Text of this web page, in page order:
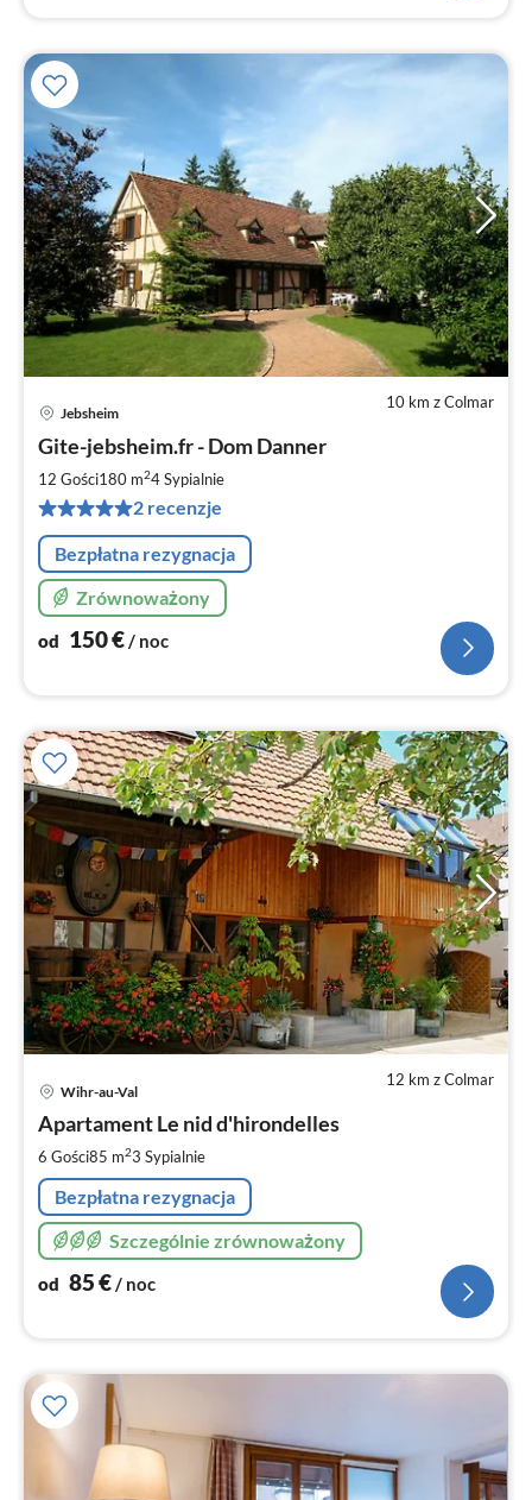
10 km z Colmar
Jebsheim
Gite-jebsheim.fr - Dom Danner
12 Gości180 m24Sypialnie
2 recenzje
Bezpłatna rezygnacja
Zrównoważony
od 150€/ noc
12 km z Colmar
Wihr-au-Val
Apartament Le nid d'hirondelles
6 Gości85 m23 Sypialnie
Bezpłatna rezygnacja
Szczególnie zrównoważony
od 85€/ noc